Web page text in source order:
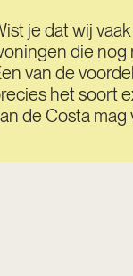
je dat wij
die nog
van de
het soort
de Costa